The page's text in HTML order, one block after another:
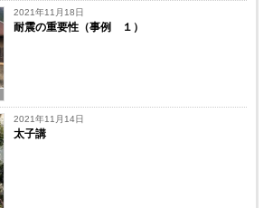
2021年11月18日
耐震の重要性（事例 １）
2021年11月14日
太子講